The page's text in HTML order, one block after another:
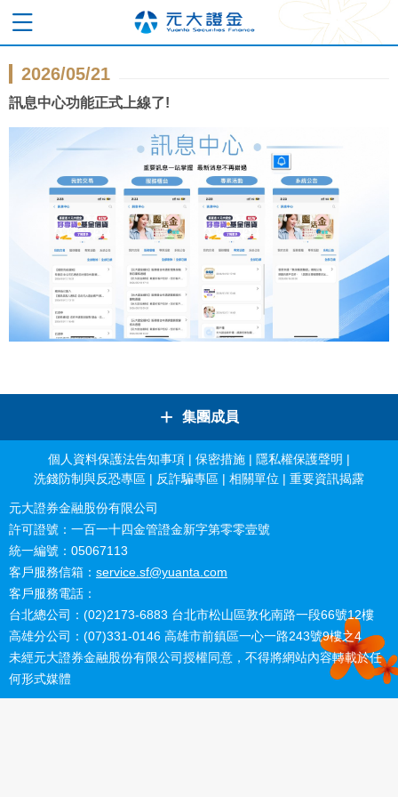
2026/05/21
訊息中心功能正式上線了!
+ 集團成員
個人資料保護法告知事項 | 保密措施 | 隱私權保護聲明 |
洗錢防制與反恐專區 | 反詐騙專區 | 相關單位 | 重要資訊揭露
元大證券金融股份有限公司
許可證號：一百一十四金管證金新字第零零壹號
統一編號：05067113
客戶服務信箱： service.sf@yuanta.com
客戶服務電話：
台北總公司：(02)2173-6883 台北市松山區敦化南路一段66號12樓
高雄分公司：(07)331-0146 高雄市前鎮區一心一路243號9樓之4
未經元大證券金融股份有限公司授權同意，不得將網站內容轉載於任
何形式媒體